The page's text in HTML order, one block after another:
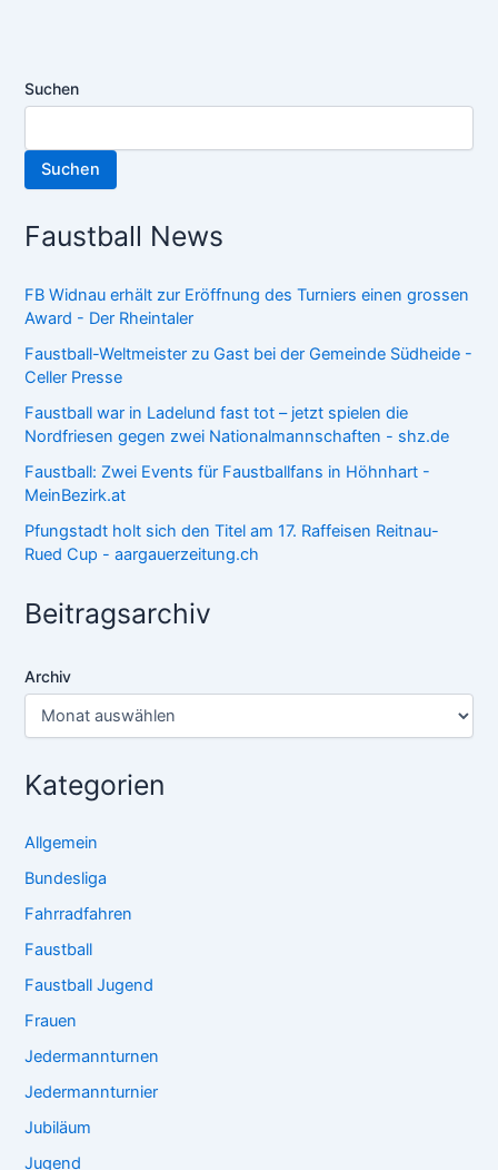
Suchen
Suchen
Faustball News
FB Widnau erhält zur Eröffnung des Turniers einen grossen
Award - Der Rheintaler
Faustball-Weltmeister zu Gast bei der Gemeinde Südheide -
Celler Presse
Faustball war in Ladelund fast tot – jetzt spielen die
Nordfriesen gegen zwei Nationalmannschaften - shz.de
Faustball: Zwei Events für Faustballfans in Höhnhart -
MeinBezirk.at
Pfungstadt holt sich den Titel am 17. Raffeisen Reitnau-
Rued Cup - aargauerzeitung.ch
Beitragsarchiv
Archiv
Kategorien
Allgemein
Bundesliga
Fahrradfahren
Faustball
Faustball Jugend
Frauen
Jedermannturnen
Jedermannturnier
Jubiläum
Jugend